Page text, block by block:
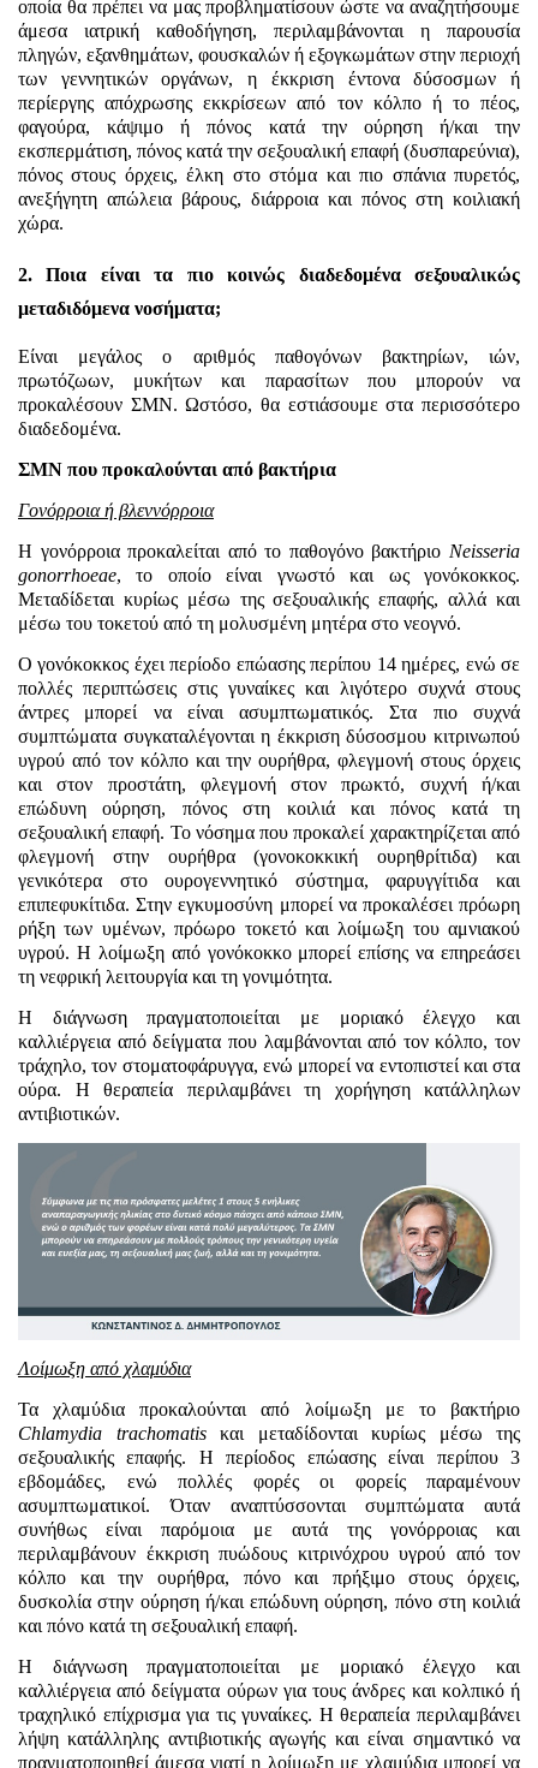
οποία θα πρέπει να μας προβληματίσουν ώστε να αναζητήσουμε
άμεσα ιατρική καθοδήγηση, περιλαμβάνονται η παρουσία
πληγών, εξανθημάτων, φουσκαλών ή εξογκωμάτων στην περιοχή
των γεννητικών οργάνων, η έκκριση έντονα δύσοσμων ή
περίεργης απόχρωσης εκκρίσεων από τον κόλπο ή το πέος,
φαγούρα, κάψιμο ή πόνος κατά την ούρηση ή/και την
εκσπερμάτιση, πόνος κατά την σεξουαλική επαφή (δυσπαρεύνια),
πόνος στους όρχεις, έλκη στο στόμα και πιο σπάνια πυρετός,
ανεξήγητη απώλεια βάρους, διάρροια και πόνος στη κοιλιακή
χώρα.
2. Ποια είναι τα πιο κοινώς διαδεδομένα σεξουαλικώς
μεταδιδόμενα νοσήματα;
Είναι μεγάλος ο αριθμός παθογόνων βακτηρίων, ιών,
πρωτόζωων, μυκήτων και παρασίτων που μπορούν να
προκαλέσουν ΣΜΝ. Ωστόσο, θα εστιάσουμε στα περισσότερο
διαδεδομένα.
ΣΜΝ που προκαλούνται από βακτήρια
Γονόρροια ή βλεννόρροια
Η γονόρροια προκαλείται από το παθογόνο βακτήριο Neisseria
gonorrhoeae, το οποίο είναι γνωστό και ως γονόκοκκος.
Μεταδίδεται κυρίως μέσω της σεξουαλικής επαφής, αλλά και
μέσω του τοκετού από τη μολυσμένη μητέρα στο νεογνό.
Ο γονόκοκκος έχει περίοδο επώασης περίπου 14 ημέρες, ενώ σε
πολλές περιπτώσεις στις γυναίκες και λιγότερο συχνά στους
άντρες μπορεί να είναι ασυμπτωματικός. Στα πιο συχνά
συμπτώματα συγκαταλέγονται η έκκριση δύσοσμου κιτρινωπού
υγρού από τον κόλπο και την ουρήθρα, φλεγμονή στους όρχεις
και στον προστάτη, φλεγμονή στον πρωκτό, συχνή ή/και
επώδυνη ούρηση, πόνος στη κοιλιά και πόνος κατά τη
σεξουαλική επαφή. Το νόσημα που προκαλεί χαρακτηρίζεται από
φλεγμονή στην ουρήθρα (γονοκοκκική ουρηθρίτιδα) και
γενικότερα στο ουρογεννητικό σύστημα, φαρυγγίτιδα και
επιπεφυκίτιδα. Στην εγκυμοσύνη μπορεί να προκαλέσει πρόωρη
ρήξη των υμένων, πρόωρο τοκετό και λοίμωξη του αμνιακού
υγρού. Η λοίμωξη από γονόκοκκο μπορεί επίσης να επηρεάσει
τη νεφρική λειτουργία και τη γονιμότητα.
Η διάγνωση πραγματοποιείται με μοριακό έλεγχο και
καλλιέργεια από δείγματα που λαμβάνονται από τον κόλπο, τον
τράχηλο, τον στοματοφάρυγγα, ενώ μπορεί να εντοπιστεί και στα
ούρα. Η θεραπεία περιλαμβάνει τη χορήγηση κατάλληλων
αντιβιοτικών.
Λοίμωξη από χλαμύδια
Τα χλαμύδια προκαλούνται από λοίμωξη με το βακτήριο
Chlamydia
trachomatisκαι μεταδίδονται κυρίως μέσω της
σεξουαλικής επαφής. Η περίοδος επώασης είναι περίπου 3
εβδομάδες, ενώ πολλές φορές οι φορείς παραμένουν
ασυμπτωματικοί. Όταν αναπτύσσονται συμπτώματα αυτά
συνήθως είναι παρόμοια με αυτά της γονόρροιας και
περιλαμβάνουν έκκριση πυώδους κιτρινόχρου υγρού από τον
κόλπο και την ουρήθρα, πόνο και πρήξιμο στους όρχεις,
δυσκολία στην ούρηση ή/και επώδυνη ούρηση, πόνο στη κοιλιά
και πόνο κατά τη σεξουαλική επαφή.
Η διάγνωση πραγματοποιείται με μοριακό έλεγχο και
καλλιέργεια από δείγματα ούρων για τους άνδρες και κολπικό ή
τραχηλικό επίχρισμα για τις γυναίκες. Η θεραπεία περιλαμβάνει
λήψη κατάλληλης αντιβιοτικής αγωγής και είναι σημαντικό να
πραγματοποιηθεί άμεσα γιατί η λοίμωξη με χλαμύδια μπορεί να